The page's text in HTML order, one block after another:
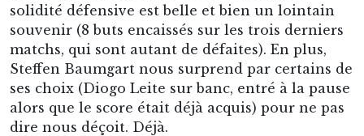
solidité défensive est belle et bien un lointain
souvenir (8 buts encaissés sur les trois derniers
matchs, qui sont autant de défaites). En plus,
Steffen Baumgart nous surprend par certains de
ses choix (Diogo Leite sur banc, entré à la pause
alors que le score était déjà acquis) pour ne pas
dire nous déçoit. Déjà.